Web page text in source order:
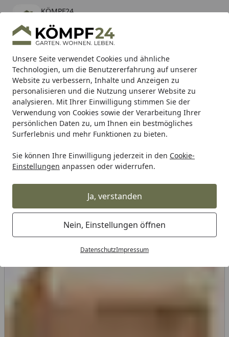
Unsere Seite verwendet Cookies und ähnliche
Technologien, um die Benutzererfahrung auf unserer
Website zu verbessern, Inhalte und Anzeigen zu
personalisieren und die Nutzung unserer Website zu
analysieren. Mit Ihrer Einwilligung stimmen Sie der
Verwendung von Cookies sowie der Verarbeitung Ihrer
persönlichen Daten zu, um Ihnen ein bestmögliches
Surferlebnis und mehr Funktionen zu bieten.
Sie können Ihre Einwilligung jederzeit in den Cookie-
Einstellungen anpassen oder widerrufen.
Ja, verstanden
Nein, Einstellungen öffnen
DatenschutzImpressum
KÖMPF24
kostenlos - Im App Store
Hotline
Alle Produkte
Mein Konto
Suchen
Karibu Pools inkl. gratis Sandfilteranlage & Pool-
Starterset (Gesamtwert bis 468,99€)
Startseite
Alles für den Garten Hochbeet, Pflanzkasten & mehr!
T&J Pfosten Douglasie für CLASSICO,
MASKAT, ESBJERG, SKAGEN, GARDA,
SAIGON, AALBOR und ANHOLT